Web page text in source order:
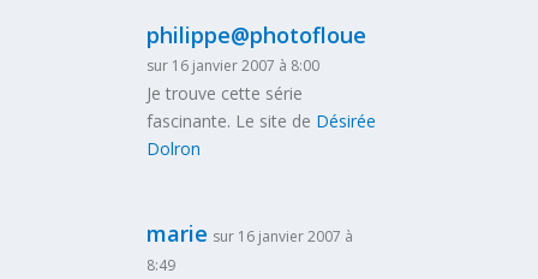
philippe@photofloue
sur 16 janvier 2007 à 8:00
Je trouve cette série
fascinante. Le site de Désirée
Dolron
marie sur 16 janvier 2007 à
8:49